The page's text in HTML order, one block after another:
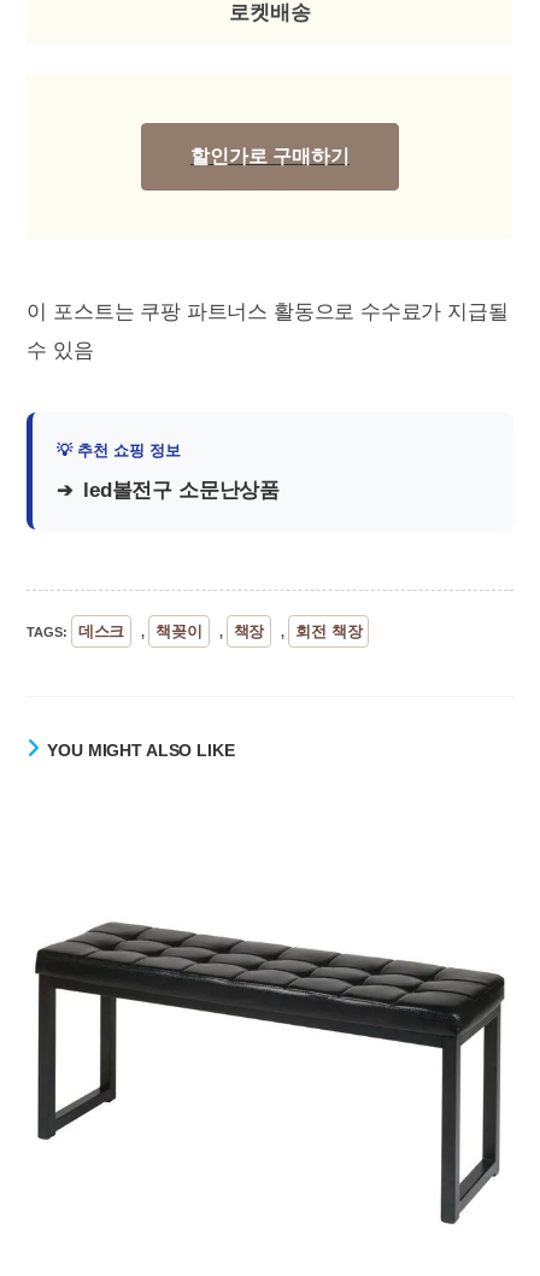
로켓배송
할인가로 구매하기
이 포스트는 쿠팡 파트너스 활동으로 수수료가 지급될
수 있음
led볼전구 소문난상품
TAGS: 데스크 , 책꽂이 , 책장 , 회전 책장
YOU MIGHT ALSO LIKE